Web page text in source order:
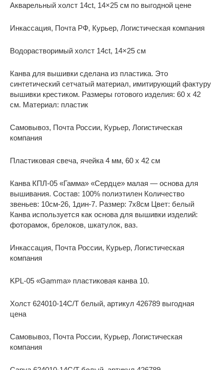
Акварельный холст 14ct, 14×25 см по выгодной цене
Инкассация, Почта РФ, Курьер, Логистическая компания
Водорастворимый холст 14ct, 14×25 см
Канва для вышивки сделана из пластика. Это
синтетический сетчатый материал, имитирующий фактуру
вышивки крестиком. Размеры готового изделия: 60 x 42
см. Материал: пластик
Самовывоз, Почта России, Курьер, Логистическая
компания
Пластиковая свеча, ячейка 4 мм, 60 x 42 см
Канва КПЛ-05 «Гамма» «Сердце» малая — основа для
вышивания. Состав: 100% полиэтилен Количество
звеньев: 10см-26, 1дин-7. Размер: 7х8см Цвет: белый
Канва используется как основа для вышивки изделий:
фоторамок, брелоков, шкатулок, ваз.
Инкассация, Почта России, Курьер, Логистическая
компания
KPL-05 «Gamma» пластиковая канва 10.
Холст 624010-14C/T белый, артикул 426789 выгодная
цена
Самовывоз, Почта России, Курьер, Логистическая
компания